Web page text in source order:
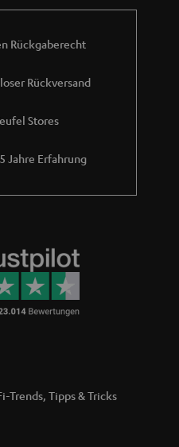
Rückgaberecht
Rückversand
Stores
Jahre Erfahrung
Trends, Tipps & Tricks